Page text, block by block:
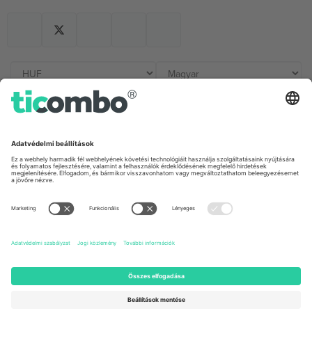
Germany
Unter den Linden 24, 10117
Berlin, Germany
United Kingdom
167 City Road, London, Greater
Newark, Delaware 19713, United
States
Engelberg, Switzerland